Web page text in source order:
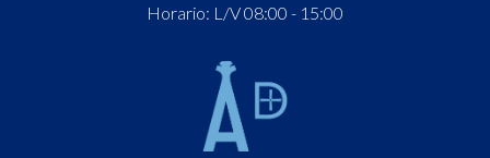
Horario: L/V 08:00 - 15:00